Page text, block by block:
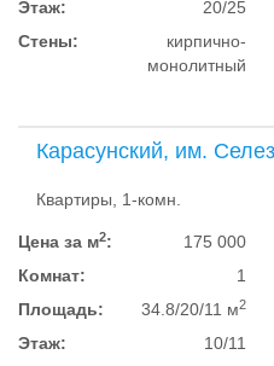
Этаж:
20/25
Стены:
кирпично-
монолитный
Карасунский, им.
Квартиры, 1-комн.
Цена за м2:
175 000
Комнат:
1
Площадь:
34.8/20/11 м2
Этаж:
10/11